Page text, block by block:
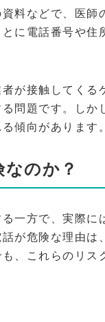
料などで、医師
に電話番号や住
が接触してくる
問題です。しか
傾向があります。
のか？
一方で、実際に
が危険な理由は
、これらのリス